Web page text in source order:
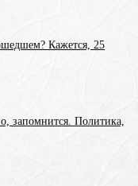
Кажется, 25
запомнится. Политика,